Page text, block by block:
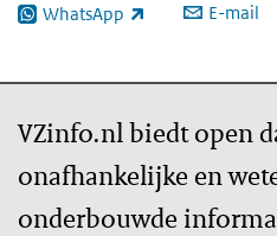
WhatsApp
(externe link) E-mail
VZinfo.nl biedt open
onafhankelijke en
onderbouwde